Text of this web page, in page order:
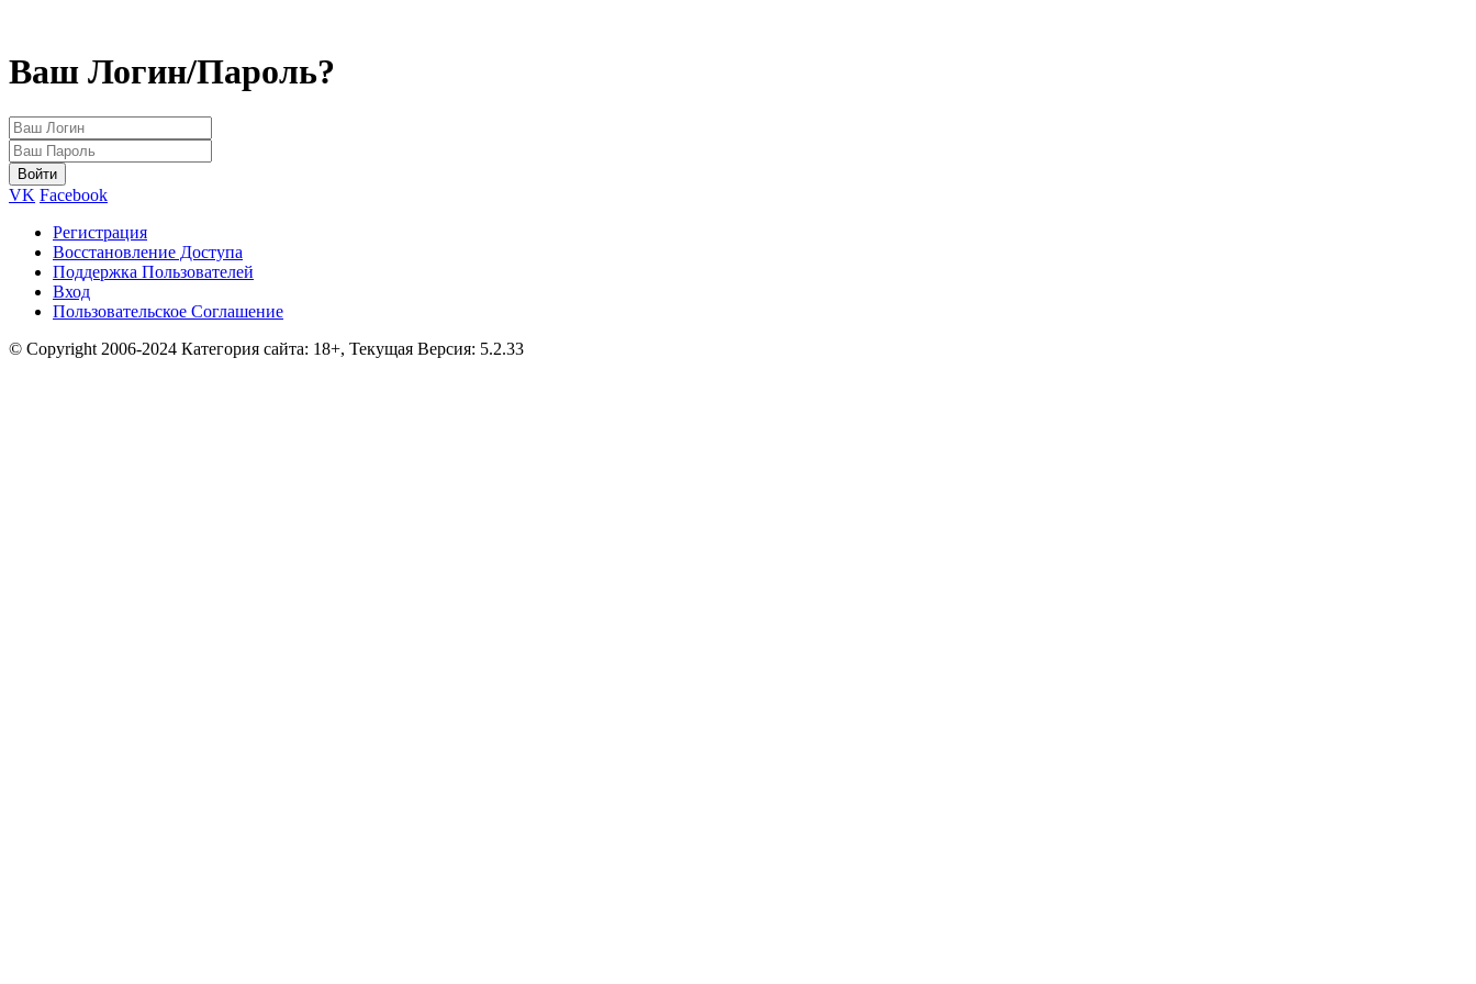
Ваш Логин/Пароль?
VK Facebook
Регистрация
Восстановление Доступа
Поддержка Пользователей
Вход
Пользовательское Соглашение
© Copyright 2006-2024 Категория сайта: 18+, Текущая Версия: 5.2.33